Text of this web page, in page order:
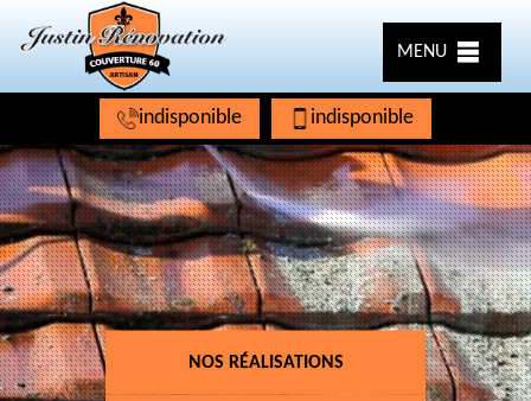
MENU
indisponible indisponible
NOS RÉALISATIONS